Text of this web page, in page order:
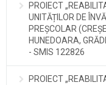
PROIECT
UNITĂȚILOR DE
PREȘCOLAR
HUNEDOARA,
- SMIS 122826
PROIECT